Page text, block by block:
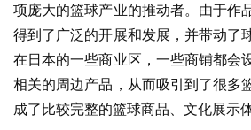
项庞大的篮球产业的推动者。由于作
得到了广泛的开展和发展，并带动了
在日本的一些商业区，一些商铺都会
相关的周边产品，从而吸引到了很多
成了比较完整的篮球商品、文化展示体